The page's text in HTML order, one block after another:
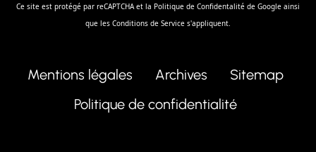
Ce site est protégé par reCAPTCHA et la Politique de Confidentalité de Google ainsi
que les Conditions de Service s'appliquent.
Mentions légales Archives
Sitemap
Politique de confidentialité